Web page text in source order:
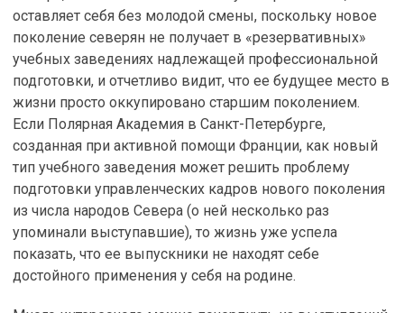
оставляет себя без молодой смены, поскольку новое
поколение северян не получает в «резервативных»
учебных заведениях надлежащей профессиональной
подготовки, и отчетливо видит, что ее будущее место в
жизни просто оккупировано старшим поколением.
Если Полярная Академия в Санкт-Петербурге,
созданная при активной помощи Франции, как новый
тип учебного заведения может решить проблему
подготовки управленческих кадров нового поколения
из числа народов Севера (о ней несколько раз
упоминали выступавшие), то жизнь уже успела
показать, что ее выпускники не находят себе
достойного применения у себя на родине.